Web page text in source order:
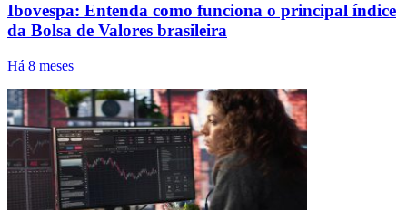
Ibovespa: Entenda como funciona o principal índice
da Bolsa de Valores brasileira
Há 8 meses